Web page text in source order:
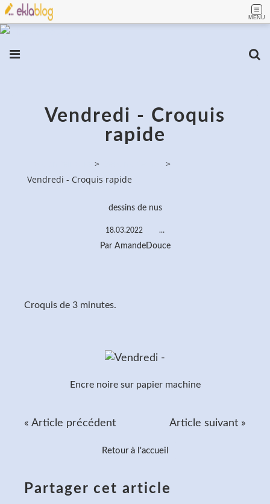
MENU
Vendredi - Croquis
rapide
>
>
Vendredi - Croquis rapide
dessins de nus
18.03.2022 …
Par AmandeDouce
Croquis de 3 minutes.
Encre noire sur papier machine
« Article précédent Article suivant »
Retour à l'accueil
Partager cet article